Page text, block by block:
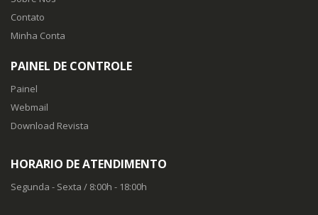
Contato
Minha Conta
PAINEL DE CONTROLE
Painel
Webmail
Download Revista
HORARIO DE ATENDIMENTO
Segunda - Sexta / 8:00h - 18:00h